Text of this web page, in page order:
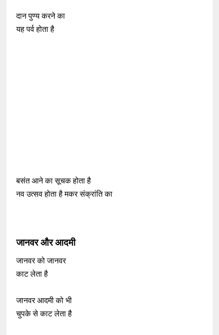
दान पुण्य करने का
यह पर्व होता है
बसंत आने का सूचक होता है
नव उत्सव होता है मकर संक्रांति का
जानवर और आदमी
जानवर को जानवर
काट लेता है
जानवर आदमी को भी
चुपके से काट लेता है